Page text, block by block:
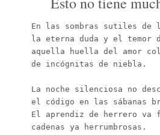
En las sombras sutiles de
la eterna duda y el temor
aquella huella del amor
de incógnitas de niebla.
La noche silenciosa no
el código en las sábanas
El aprendiz de herrero va